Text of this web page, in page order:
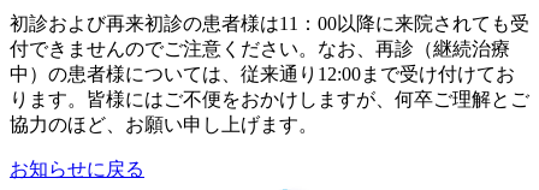
初診および再来初診の患者様は11：00以降に来院されても受
付できませんのでご注意ください。なお、再診（継続治療
中）の患者様については、従来通り12:00まで受け付けてお
ります。皆様にはご不便をおかけしますが、何卒ご理解とご
協力のほど、お願い申し上げます。
お知らせに戻る